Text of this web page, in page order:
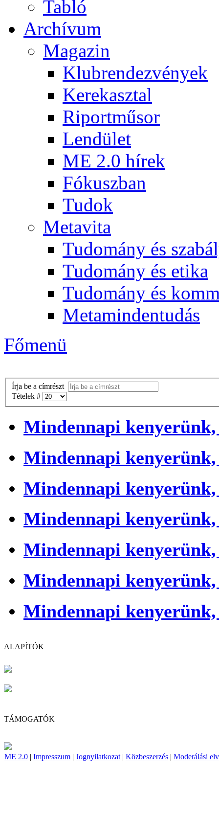
Tabló
Archívum
Magazin
Klubrendezvények
Kerekasztal
Riportműsor
Lendület
ME 2.0 hírek
Fókuszban
Tudok
Metavita
Tudomány és
Tudomány és etika
Tudomány és
Metamindentudás
Főmenü
Írja be a címrészt
Tételek #
Mindennapi
Mindennapi
Mindennapi
Mindennapi
Mindennapi
Mindennapi
Mindennapi
ALAPÍTÓK
TÁMOGATÓK
ME 2.0 | Impresszum | Jognyilatkozat | Közbeszerzés | Moderálási